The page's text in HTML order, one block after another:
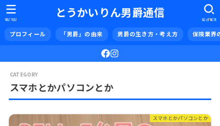
とうかいりん男爵通信
プロフィール 「男爵」の由来 男爵の生き方・考え方 保険業界
SEARCH
MENU
スマホとかパソコンとか
スマホとかパソコンとか